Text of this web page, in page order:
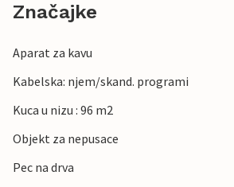
Značajke
Aparat za kavu
Kabelska: njem/skand. programi
Kuca u nizu : 96 m2
Objekt za nepusace
Pec na drva